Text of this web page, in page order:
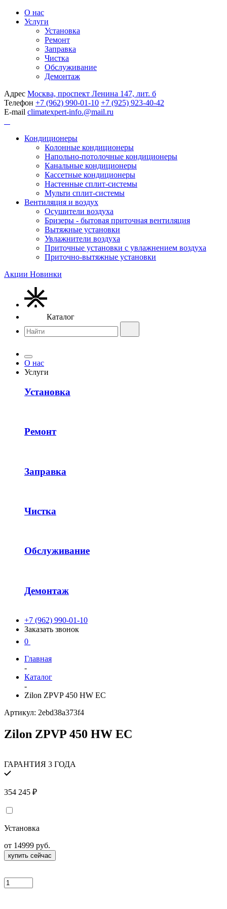
О нас
Услуги
Установка
Ремонт
Заправка
Чистка
Обслуживание
Демонтаж
Адрес Москва, проспект Ленина 147, лит. б
Телефон +7 (962) 990-01-10 +7 (925) 923-40-42
E-mail climatexpert-info.@mail.ru
Кондиционеры
Колонные кондиционеры
Напольно-потолочные кондиционеры
Канальные кондиционеры
Кассетные кондиционеры
Настенные сплит-системы
Мульти сплит-системы
Вентиляция и воздух
Осушители воздуха
Бризеры - бытовая приточная вентиляция
Вытяжные установки
Увлажнители воздуха
Приточные установки с увлажнением воздуха
Приточно-вытяжные установки
Акции Новинки
Каталог
О нас
Услуги
Установка
Ремонт
Заправка
Чистка
Обслуживание
Демонтаж
+7 (962) 990-01-10
Заказать звонок
0
Главная
-
Каталог
-
Zilon ZPVP 450 HW EC
Артикул: 2ebd38a373f4
Zilon ZPVP 450 HW EC
ГАРАНТИЯ 3 ГОДА
354 245 ₽
Установка
от 14999 руб.
купить сейчас